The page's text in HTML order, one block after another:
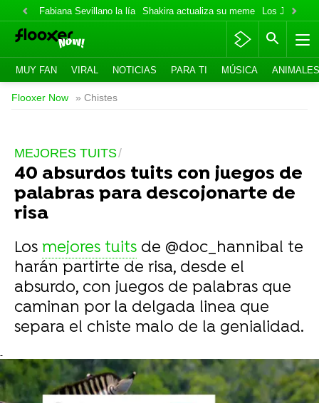
Fabiana Sevillano la lía Shakira actualiza su meme Los Jonas
MUY FAN VIRAL NOTICIAS PARA TI MÚSICA ANIMALES
Flooxer Now » Chistes
MEJORES TUITS
40 absurdos tuits con juegos de
palabras para descojonarte de
risa
Los mejores tuits de @doc_hannibal te
harán partirte de risa, desde el
absurdo, con juegos de palabras que
caminan por la delgada linea que
separa el chiste malo de la genialidad.
-